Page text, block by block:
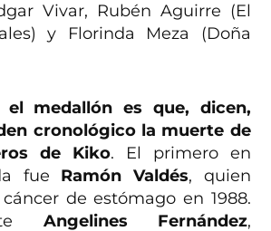
Vivar, Rubén Aguirre (El
y Florinda Meza (Doña
medallón es que, dicen,
cronológico la muerte de
de Kiko. El primero en
fue Ramón Valdés, quien
de estómago en 1988.
Angelines Fernández,